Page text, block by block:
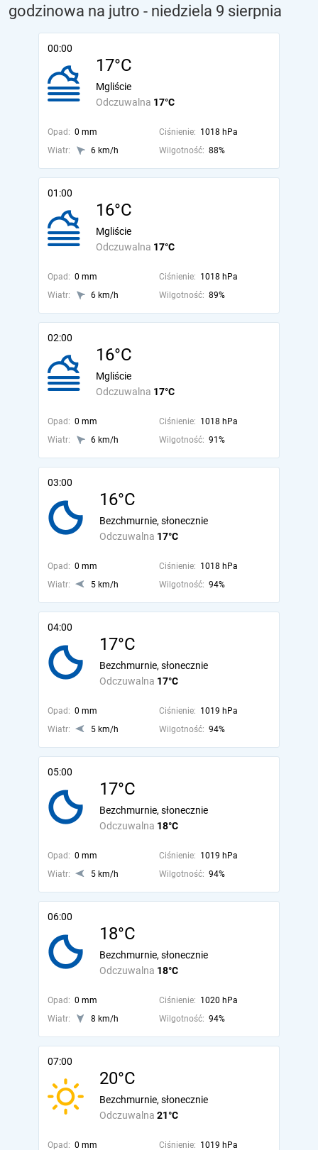
godzinowa na jutro - niedziela 9 sierpnia
00:00
17°C
Odczuwalna 17°C
Mgliście
Opad: 0 mm Ciśnienie: 1018 hPa
Wiatr:
6 km/h Wilgotność: 88%
01:00
16°C
Odczuwalna 17°C
Mgliście
Opad: 0 mm Ciśnienie: 1018 hPa
Wiatr:
6 km/h Wilgotność: 89%
02:00
16°C
Odczuwalna 17°C
Mgliście
Opad: 0 mm Ciśnienie: 1018 hPa
Wiatr:
6 km/h Wilgotność: 91%
03:00
16°C
Odczuwalna 17°C
Bezchmurnie, słonecznie
Opad: 0 mm Ciśnienie: 1018 hPa
Wiatr:
5 km/h Wilgotność: 94%
04:00
17°C
Odczuwalna 17°C
Bezchmurnie, słonecznie
Opad: 0 mm Ciśnienie: 1019 hPa
Wiatr:
5 km/h Wilgotność: 94%
05:00
17°C
Odczuwalna 18°C
Bezchmurnie, słonecznie
Opad: 0 mm Ciśnienie: 1019 hPa
Wiatr:
5 km/h Wilgotność: 94%
06:00
18°C
Odczuwalna 18°C
Bezchmurnie, słonecznie
Opad: 0 mm Ciśnienie: 1020 hPa
Wiatr:
8 km/h Wilgotność: 94%
07:00
20°C
Odczuwalna 21°C
Bezchmurnie, słonecznie
Opad: 0 mm Ciśnienie: 1019 hPa